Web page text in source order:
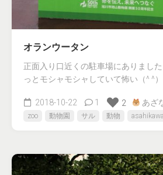
オランウータン
正面入り口近くの駐車場にありまし
っとモシャモシャしていて怖い（^ ^
2018-10-22 1 2 あざ
zoo 動物園 サル 動物 asahikawa